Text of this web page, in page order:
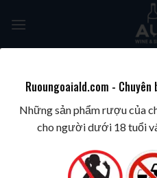
TRANG CHỦ
Ruoungoaiald.com -
Những sản phẩm rượu của
cho người dưới 18 tuổi